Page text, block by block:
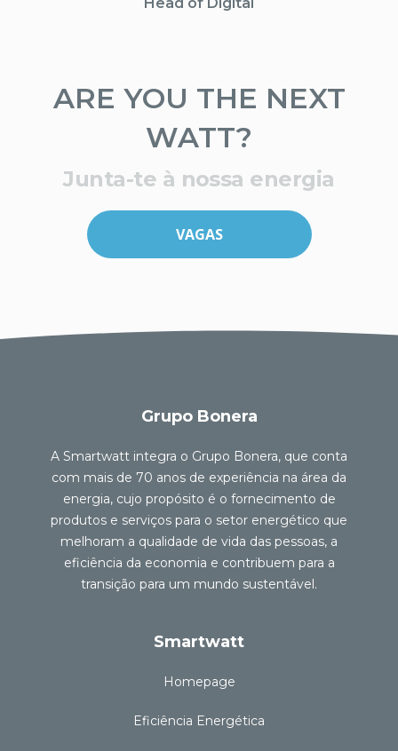
Head of Digital
ARE YOU THE NEXT
WATT?
Junta-te à nossa energia
VAGAS
Grupo Bonera
A Smartwatt integra o Grupo Bonera, que conta
com mais de 70 anos de experiência na área da
energia, cujo propósito é o fornecimento de
produtos e serviços para o setor energético que
melhoram a qualidade de vida das pessoas, a
eficiência da economia e contribuem para a
transição para um mundo sustentável.
Smartwatt
Homepage
Eficiência Energética